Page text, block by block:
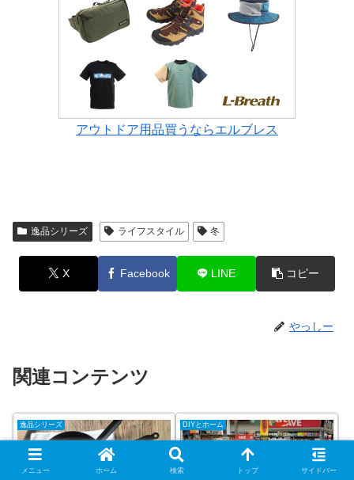
アウトドア用品買うならエルブレス
逸品シリーズ ライフスタイル 冬
X Facebook LINE コピー
やっしー
関連コンテンツ
逸品シリーズ DIYとホーム
メニュー ホーム 検索 トップ サイドバー